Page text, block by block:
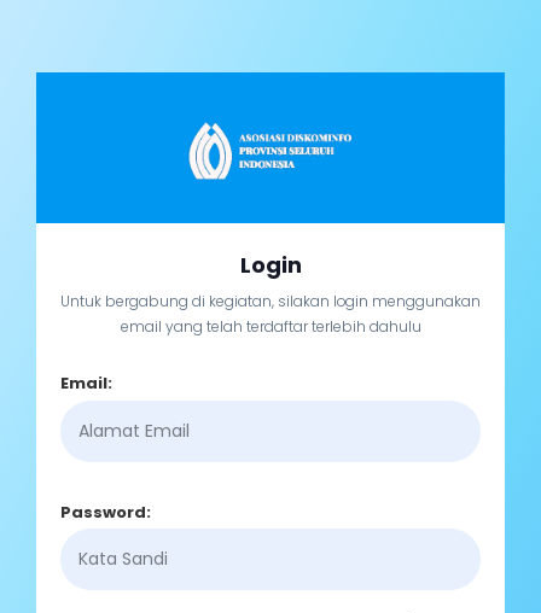
Login
Untuk bergabung di kegiatan, silakan login menggunakan
email yang telah terdaftar terlebih dahulu
Email:
Password: